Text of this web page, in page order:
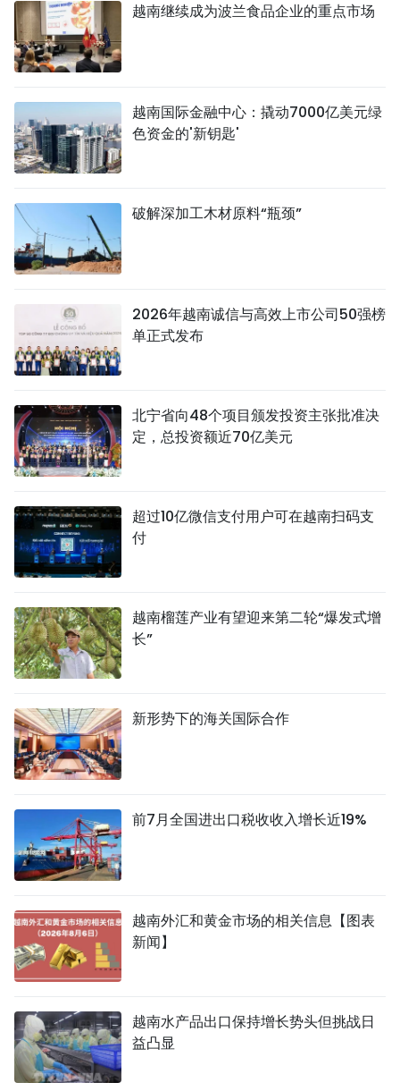
越南继续成为波兰食品企业的重点市场
越南国际金融中心：撬动7000亿美元绿
色资金的'新钥匙'
破解深加工木材原料“瓶颈”
2026年越南诚信与高效上市公司50强榜
单正式发布
北宁省向48个项目颁发投资主张批准决
定，总投资额近70亿美元
超过10亿微信支付用户可在越南扫码支
付
越南榴莲产业有望迎来第二轮“爆发式增
长”
新形势下的海关国际合作
前7月全国进出口税收收入增长近19%
越南外汇和黄金市场的相关信息【图表
新闻】
越南水产品出口保持增长势头但挑战日
益凸显